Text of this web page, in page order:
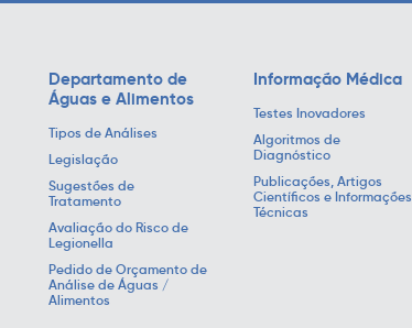
Departamento de
Águas e Alimentos
Tipos de Análises
Legislação
Sugestões de
Tratamento
Avaliação do Risco de
Legionella
Pedido de Orçamento de
Análise de Águas /
Alimentos
Informação Médica
Testes Inovadores
Algoritmos de
Diagnóstico
Publicações, Artigos
Científicos e Informações
Técnicas